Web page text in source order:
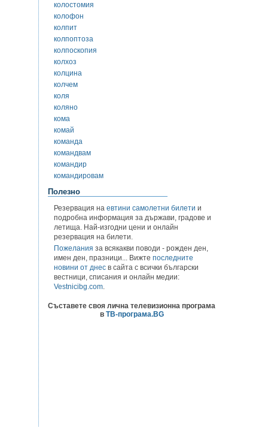
колостомия
колофон
колпит
колпоптоза
колпоскопия
колхоз
колцина
колчем
коля
коляно
кома
комай
команда
командвам
командир
командировам
Полезно
Резервация на евтини самолетни билети и
подробна информация за държави, градове и
летища. Най-изгодни цени и онлайн
резервация на билети.
Пожелания за всякакви поводи - рожден ден,
имен ден, празници... Вижте последните
новини от днес в сайта с всички български
вестници, списания и онлайн медии:
Vestnicibg.com.
Съставете своя лична телевизионна програма
в ТВ-програма.BG